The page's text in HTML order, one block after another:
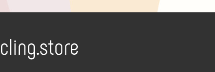
tot
variaties.
Deze